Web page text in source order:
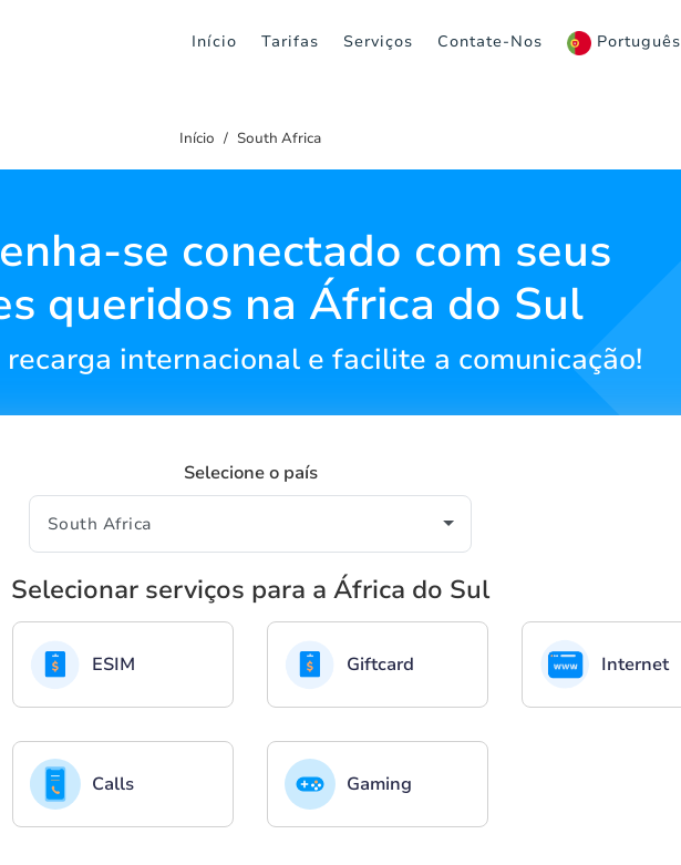
Início Tarifas Serviços Contate-Nos Português
Início South Africa
se conectado com seus
queridos na África do Sul
recarga internacional e facilite a comunicação!
Selecione o país
Selecionar serviços para a África do Sul
ESIM Giftcard Internet
Calls Gaming